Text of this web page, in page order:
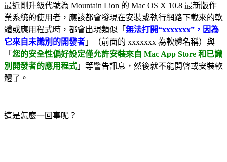
最近剛升級代號為 Mountain Lion 的 Mac OS X 10.8 最新版作
業系統的使用者，應該都會發現在安裝或執行網路下載來的軟
體或應用程式時，都會出現類似「 無法打開“xxxxxxx”，因為
它來自未識別的開發者 」（前面的 xxxxxxx 為軟體名稱）與
「 您的安全性偏好設定僅允許安裝來自 Mac App Store 和已識
別開發者的應用程式 」等警告訊息，然後就不能開啓或安裝軟
體了。
這是怎麼一回事呢？